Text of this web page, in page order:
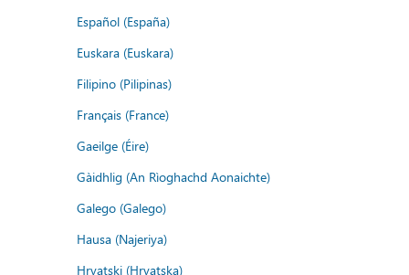
Español (España)
Euskara (Euskara)
Filipino (Pilipinas)
Français (France)
Gaeilge (Éire)
Gàidhlig (An Rìoghachd Aonaichte)
Galego (Galego)
Hausa (Najeriya)
Hrvatski (Hrvatska)